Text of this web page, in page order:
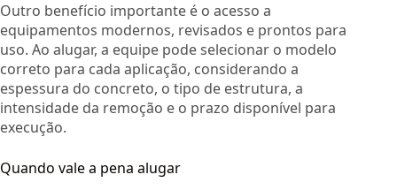
Outro benefício importante é o acesso a
equipamentos modernos, revisados e prontos para
uso. Ao alugar, a equipe pode selecionar o modelo
correto para cada aplicação, considerando a
espessura do concreto, o tipo de estrutura, a
intensidade da remoção e o prazo disponível para
execução.
Quando vale a pena alugar